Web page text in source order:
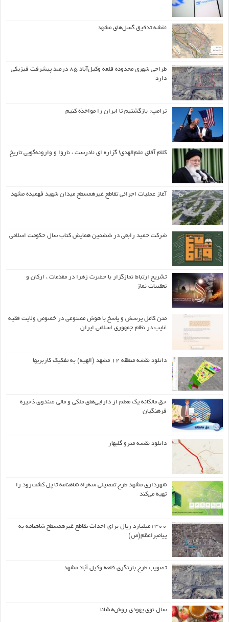
نقشه تدقیق گسل‌های مشهد
طراحی شهری محدوده قلعه وکیل‌آباد ۸۵ درصد پیشرفت فیزیکی
دارد
ترامپ: بازگشتیم تا ایران را مواخذه کنیم
کلام آقای علم‌الهدی! گزاره ای نادرست ، ناروا و وارونه‌گویی تاریخ
آغاز عملیات اجرائی تقاطع غیرهمسطح میدان شهید فهمیده مشهد
شرکت حمید رابعی در ششمین همایش کتاب سال حکومت اسلامی
تشریح ارتباط نمازگزار با حضرت زهرا در مقدمات ، ارکان و
تعقیبات نماز
متن کامل پرسش و پاسخ با هوش مصنوعی در خصوص ولایت فقیه
غایب در نظام جمهوری اسلامی ایران
دانلود نقشه منطقه ۱۲ مشهد (الهیه) به تفکیک کاربریها
حق مالکانه یک معلم از دارایی‌های ملکی و مالی صندوق ذخیره
فرهنگیان
دانلود نقشه مترو گلبهار
شهرداری مشهد طرح تفصیلی سه‌راه شاهنامه تا پل کشف‌رود را
تهیه می‌کند
۱۳۰۰میلیارد ریال برای احداث تقاطع غیرهمسطح شاهنامه به
پیامبراعظم(ص)
تصویب طرح بازنگری قلعه وکیل آباد مشهد
سال نوی یهودی روش‌هشانا